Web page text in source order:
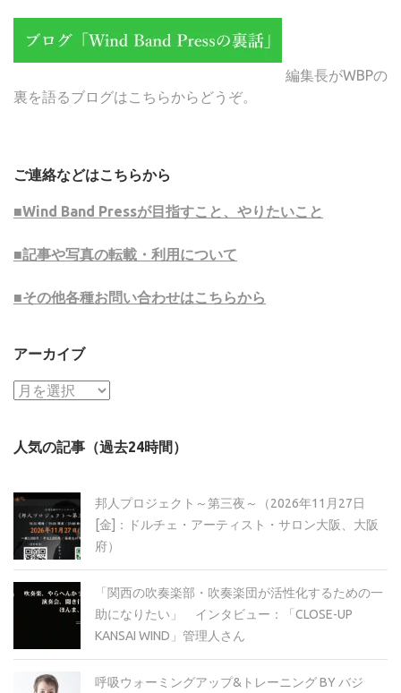
編集長がWBPの
裏を語るブログはこちらからどうぞ。
ご連絡などはこちらから
■Wind Band Pressが目指すこと、やりたいこと
■記事や写真の転載・利用について
■その他各種お問い合わせはこちらから
アーカイブ
ア
イ
人気の記事（過去24時間）
邦人プロジェクト～第三夜～（2026年11月27日
[金]：ドルチェ・アーティスト・サロン大阪、大阪
府）
「関西の吹奏楽部・吹奏楽団が活性化するための一
助になりたい」 インタビュー：「CLOSE-UP
KANSAI WIND」管理人さん
呼吸ウォーミングアップ&トレーニング BY バジ